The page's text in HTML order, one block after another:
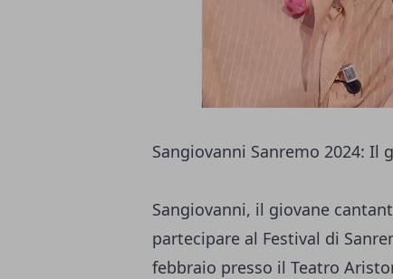
Sangiovanni Sanremo 2024:
Sangiovanni, il giovane
partecipare al Festival di
febbraio presso il Teatro